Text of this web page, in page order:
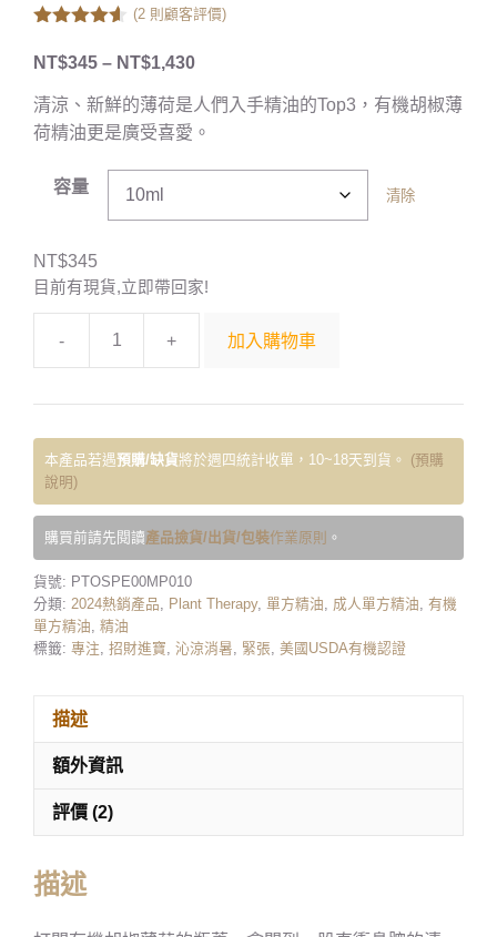
5
(2 則顧客評價)
NT$345 – NT$1,430
清涼、新鮮的薄荷是人們入手精油的Top3，有機胡椒薄
荷精油更是廣受喜愛。
容量 清除
NT$345
目前有現貨,立即帶回家!
- + 加入購物車
本產品若遇預購/缺貨將於週四統計收單，10~18天到貨。 (預購
說明)
購買前請先閱讀產品撿貨/出貨/包裝作業原則 。
貨號: PTOSPE00MP010
分類: 2024熱銷產品, Plant Therapy, 單方精油, 成人單方精油, 有機
單方精油, 精油
標籤: 專注, 招財進寶, 沁涼消暑, 緊張, 美國USDA有機認證
描述
額外資訊
評價 (2)
描述